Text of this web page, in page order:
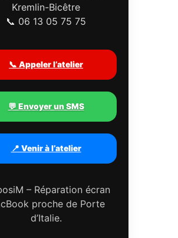
Kremlin-Bicêtre
📞 06 13 05 75 75
📞 Appeler l’atelier
💬 Envoyer un SMS
📍 Venir à l’atelier
– Réparation écran
proche de Porte
d’Italie.